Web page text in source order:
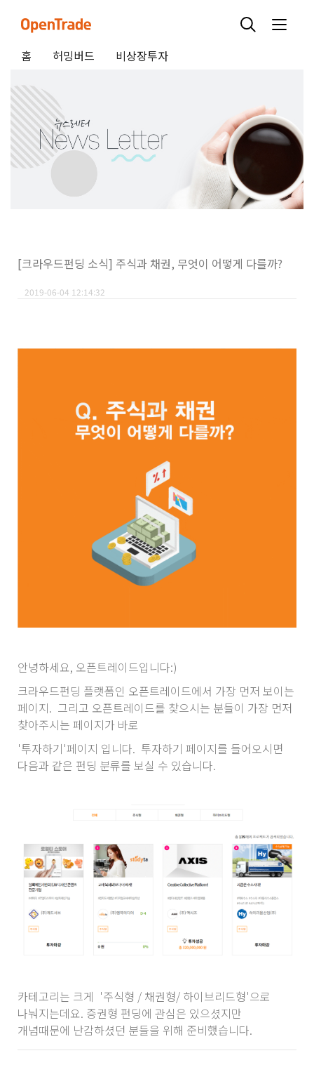
홈 허밍버드 비상장투자
[크라우드펀딩 소식] 주식과 채권, 무엇이 어떻게 다를까?
2019-06-04 12:14:32
안녕하세요, 오픈트레이드입니다:)
크라우드펀딩 플랫폼인 오픈트레이드에서 가장 먼저 보이는
페이지. 그리고 오픈트레이드를 찾으시는 분들이 가장 먼저
찾아주시는 페이지가 바로
'투자하기'페이지 입니다. 투자하기 페이지를 들어오시면
다음과 같은 펀딩 분류를 보실 수 있습니다.
카테고리는 크게 '주식형 / 채권형/ 하이브리드형'으로
나눠지는데요. 증권형 펀딩에 관심은 있으셨지만
개념때문에 난감하셨던 분들을 위해 준비했습니다.